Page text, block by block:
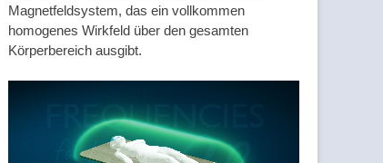
Magnetfeldsystem, das ein vollkommen
homogenes Wirkfeld über den gesamten
Körperbereich ausgibt.